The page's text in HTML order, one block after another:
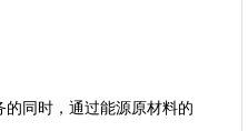
同时，通过能源原材料的